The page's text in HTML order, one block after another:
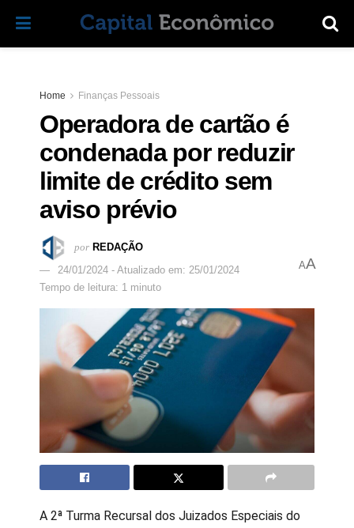
Home Finanças Pessoais
Operadora de cartão é
condenada por reduzir
limite de crédito sem
aviso prévio
por REDAÇÃO
24/01/2024 - Atualizado em: 25/01/2024
Tempo de leitura: 1 minuto
AA
A 2ª Turma Recursal dos Juizados Especiais do